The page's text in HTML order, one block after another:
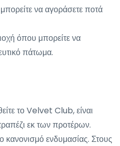
να αγοράσετε ποτά
όπου μπορείτε να
πάτωμα.
το Velvet Club, είναι
εκ των προτέρων.
κανονισμό ενδυμασίας. Στους